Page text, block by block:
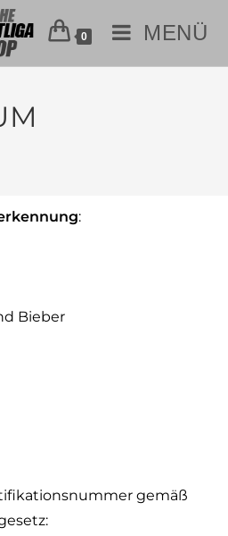
0 MENÜ
:
Bieber
gemäß